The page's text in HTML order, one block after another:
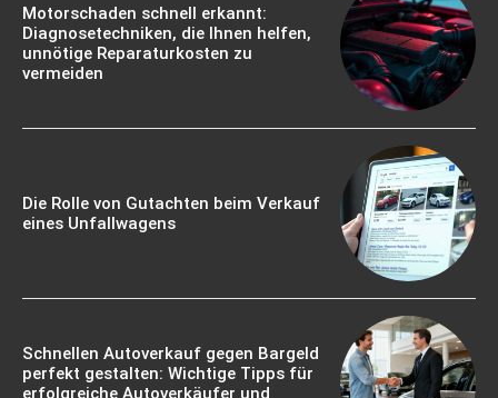
Motorschaden schnell erkannt:
Diagnosetechniken, die Ihnen helfen,
unnötige Reparaturkosten zu
vermeiden
Die Rolle von Gutachten beim Verkauf
eines Unfallwagens
Schnellen Autoverkauf gegen Bargeld
perfekt gestalten: Wichtige Tipps für